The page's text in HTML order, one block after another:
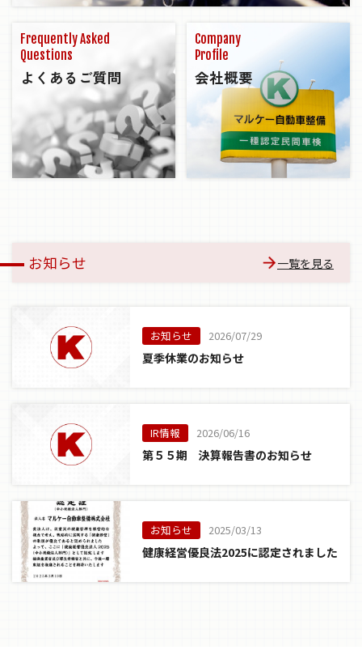
Frequently Asked
Questions
よくあるご質問
Company
Profile
会社概要
お知らせ 一覧を見る
お知らせ 2026/07/29
夏季休業のお知らせ
IR情報 2026/06/16
第５５期 決算報告書のお知らせ
お知らせ 2025/03/13
健康経営優良法2025に認定されました